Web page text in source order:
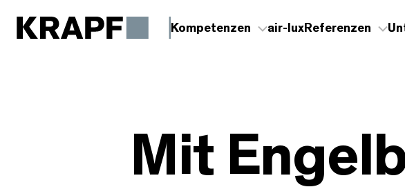
Kompetenzen air-luxReferenzen
Mit